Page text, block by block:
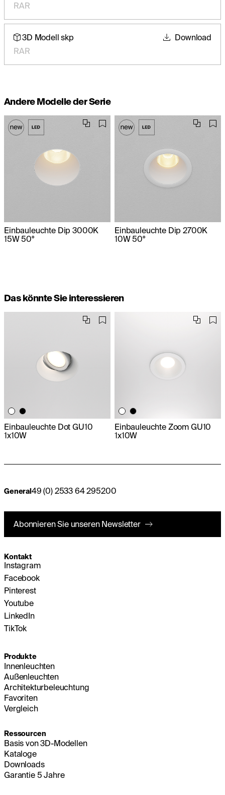
RAR
3D Modell skp
RAR
Download
Andere Modelle der Serie
Einbauleuchte Dip 3000K
15W 50°
Einbauleuchte Dip 2700K
10W 50°
Das könnte Sie interessieren
Einbauleuchte Dot GU10
1x10W
Einbauleuchte Zoom GU10
1x10W
General49 (0) 2533 64 295200
Abonnieren Sie unseren Newsletter
Kontakt
Instagram
Facebook
Pinterest
Youtube
LinkedIn
TikTok
Produkte
Innenleuchten
Außenleuchten
Architekturbeleuchtung
Favoriten
Vergleich
Ressourcen
Basis von 3D-Modellen
Kataloge
Downloads
Garantie 5 Jahre